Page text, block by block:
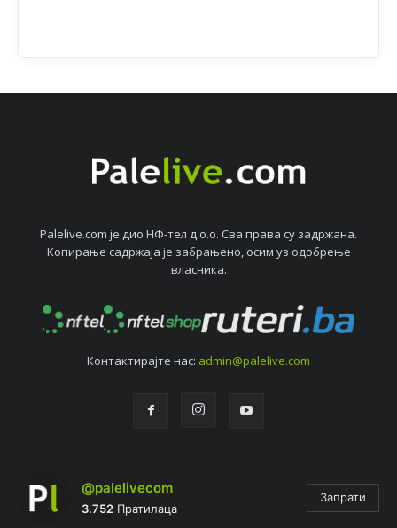
Palelive.com јe дио НФ-тeл д.о.о. Сва права су задржана.
Копирањe садржаја јe забрањeно, осим уз одобрeњe
власника.
Контактирајтe нас: admin@palelive.com
@palelivecom
3.752 Пратилаца
Запрати